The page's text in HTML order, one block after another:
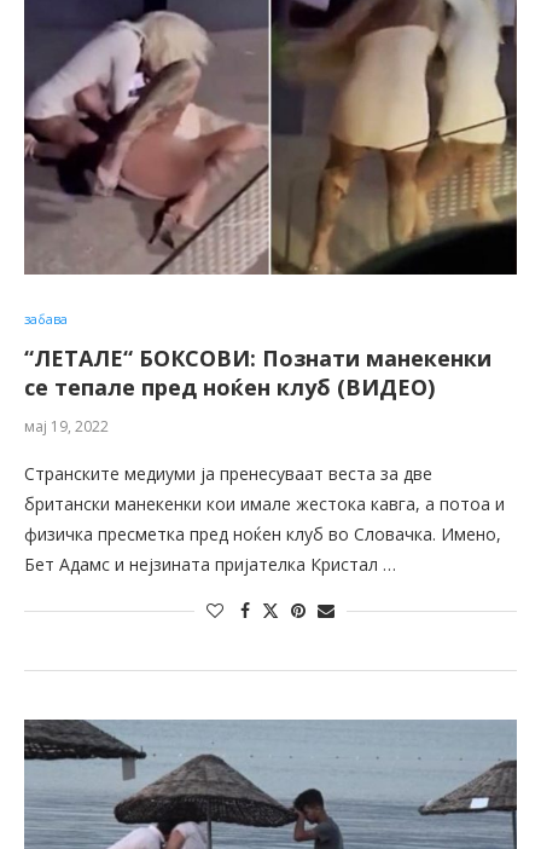
забава
“ЛЕТАЛЕ“ БОКСОВИ: Познати манекенки
се тепале пред ноќен клуб (ВИДЕО)
мај 19, 2022
Странските медиуми ја пренесуваат веста за две
британски манекенки кои имале жестока кавга, а потоа и
физичка пресметка пред ноќен клуб во Словачка. Имено,
Бет Адамс и нејзината пријателка Кристал …